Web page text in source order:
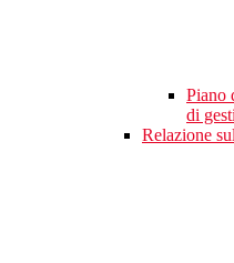
Piano
di
Relazione